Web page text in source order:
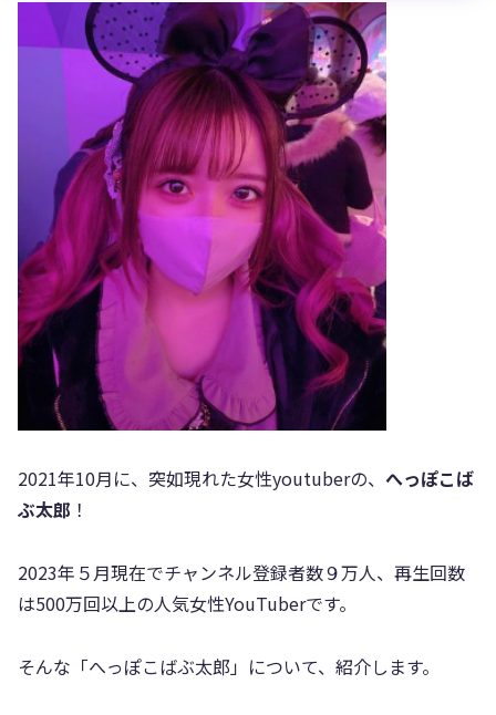
2021年10月に、突如現れた女性youtuberの、 へっぽこば
ぶ太郎 ！
2023年５月現在でチャンネル登録者数９万人、再生回数
は500万回以上の人気女性YouTuberです。
そんな「へっぽこばぶ太郎」について、紹介します。